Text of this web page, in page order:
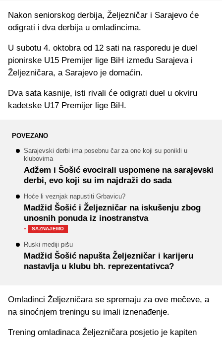
Nakon seniorskog derbija, Željezničar i Sarajevo će
odigrati i dva derbija u omladincima.
U subotu 4. oktobra od 12 sati na rasporedu je duel
pionirske U15 Premijer lige BiH između Sarajeva i
Željezničara, a Sarajevo je domaćin.
Dva sata kasnije, isti rivali će odigrati duel u okviru
kadetske U17 Premijer lige BiH.
POVEZANO
Sarajevski derbi ima posebnu čar za one koji su ponikli u
klubovima
Adžem i Šošić evocirali uspomene na sarajevski
derbi, evo koji su im najdraži do sada
Hoće li veznjak napustiti Grbavicu?
Madžid Šošić i Željezničar na iskušenju zbog
unosnih ponuda iz inostranstva
· SAZNAJEMO
Ruski mediji pišu
Madžid Šošić napušta Željezničar i karijeru
nastavlja u klubu bh. reprezentativca?
Omladinci Željezničara se spremaju za ove mečeve, a
na sinoćnjem treningu su imali iznenađenje.
Trening omladinaca Željezničara posjetio je kapiten